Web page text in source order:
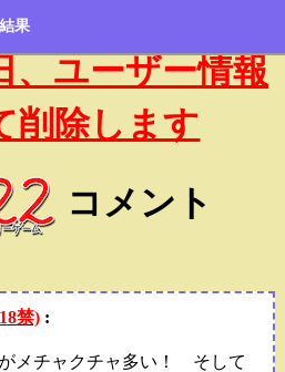
果
、ユーザー情報
削除します
コメント
禁):
メチャクチャ多い！ そして